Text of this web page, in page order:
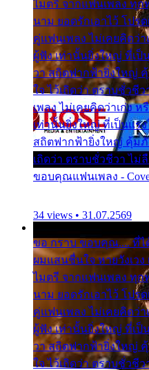
ไมตรี จากแฟนเพลง ทุ
นาม ยอดรักเอาไว้ โปร
คู่แฟนเพลง ไม่เคยคิดว่
ผู้ฟัง เท่านั้นยิ่งใหญ่ ที่เป็
วา สถิตฟากฟ้ายิ่งใหญ่
ใจ ไว้เถิดว่า ตราบชั่วชี
เพลง ไม่เคยคิดว่าเก่ง
เท่านั้นยิ่งใหญ่ ที่เป็นแร
สถิตฟากฟ้ายิ่งใหญ่ คุ้มภั
เถิดว่า ตราบชั่วชีวา ไม่
ขอบคุณแฟนเพลง -
34 views • 31.07.2569
ขอ กราบ ขอบคุณ.... ที่ไ
ผมแสนชื่นใจ หายวังเวง
ไมตรี จากแฟนเพลง ทุ
นาม ยอดรักเอาไว้ โปร
คู่แฟนเพลง ไม่เคยคิดว่
ผู้ฟัง เท่านั้นยิ่งใหญ่ ที่เป็
วา สถิตฟากฟ้ายิ่งใหญ่
ใจ ไว้เถิดว่า ตราบชั่วชี